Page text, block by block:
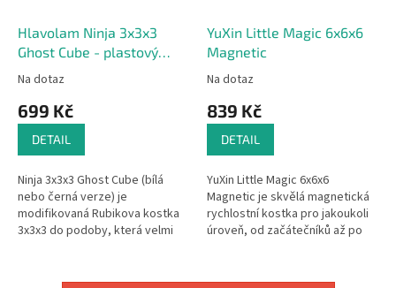
Hlavolam Ninja 3x3x3
Ghost Cube - plastový
hlavolam
Na dotaz
699 Kč
DETAIL
Ninja 3x3x3 Ghost Cube (bílá
nebo černá verze) je
modifikovaná Rubikova kostka
3x3x3 do podoby, která velmi
YuXin Little Magic 6x6x6
Magnetic
Na dotaz
839 Kč
DETAIL
YuXin Little Magic 6x6x6
Magnetic je skvělá magnetická
rychlostní kostka pro jakoukoli
úroveň, od začátečníků až po